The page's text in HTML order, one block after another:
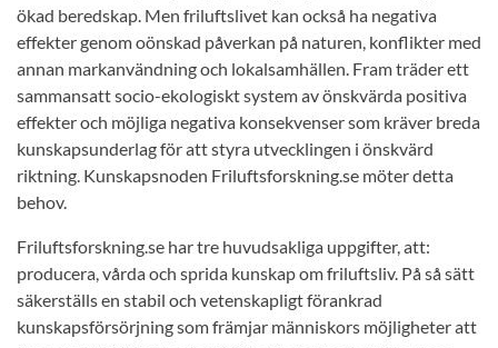
ökad beredskap. Men friluftslivet kan också ha negativa
effekter genom oönskad påverkan på naturen, konflikter med
annan markanvändning och lokalsamhällen. Fram träder ett
sammansatt socio-ekologiskt system av önskvärda positiva
effekter och möjliga negativa konsekvenser som kräver breda
kunskapsunderlag för att styra utvecklingen i önskvärd
riktning. Kunskapsnoden Friluftsforskning.se möter detta
behov.
Friluftsforskning.se har tre huvudsakliga uppgifter, att:
producera, vårda och sprida kunskap om friluftsliv. På så sätt
säkerställs en stabil och vetenskapligt förankrad
kunskapsförsörjning som främjar människors möjligheter att